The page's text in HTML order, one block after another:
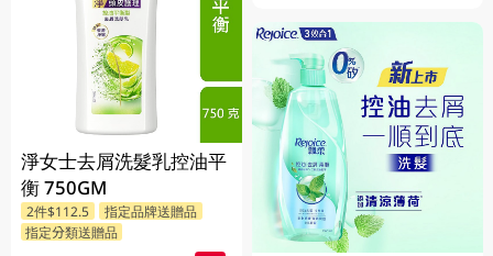
淨女士去屑洗髮乳控油平
衡 750GM
2件$112.5
指定品牌送贈品
指定分類送贈品